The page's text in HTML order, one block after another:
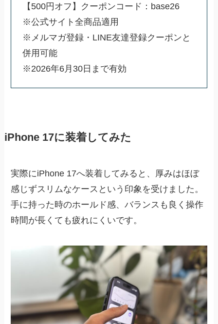
【500円オフ】クーポンコード：base26
※公式サイト全商品適用
※メルマガ登録・LINE友達登録クーポンと
併用可能
※2026年6月30日まで有効
iPhone 17に装着してみた
実際にiPhone 17へ装着してみると、厚みはほぼ
感じずスリムなケースという印象を受けました。
手に持った時のホールド感、バランスも良く操作
時間が長くても疲れにくいです。